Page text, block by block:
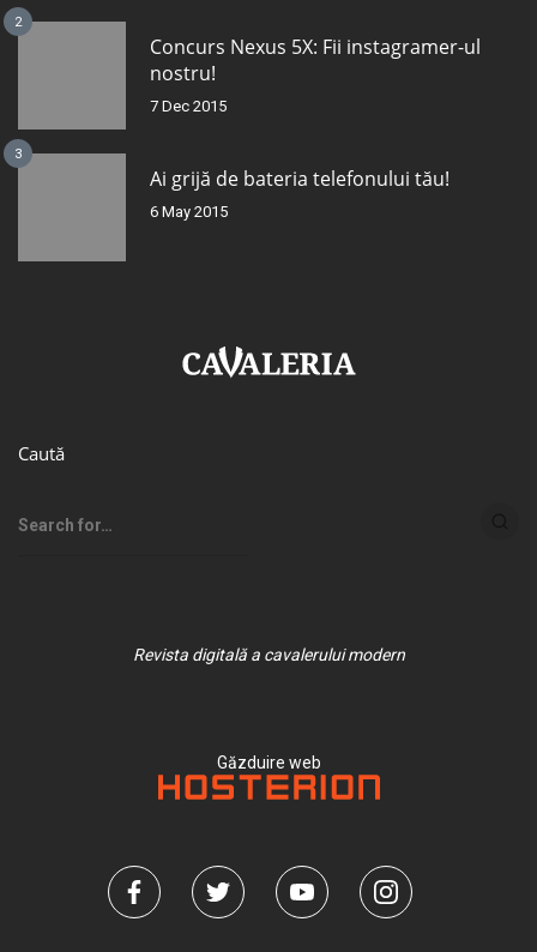
2
Concurs Nexus 5X: Fii instagramer-ul
nostru!
7 Dec 2015
3
Ai grijă de bateria telefonului tău!
6 May 2015
Caută
Revista digitală a cavalerului modern
Găzduire web